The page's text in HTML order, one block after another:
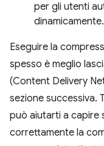
per gli utenti
dinamicamente.
Eseguire la
spesso è meglio
(Content Delivery
sezione successiva.
può aiutarti a capire
correttamente la